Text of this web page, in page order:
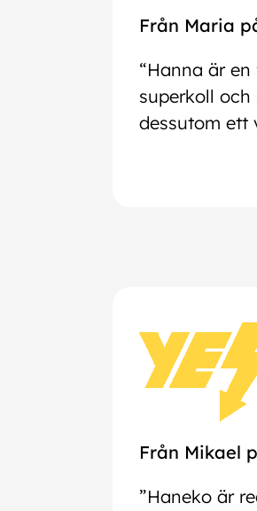
Från Maria
“Hanna är
superkoll
dessutom ett
Från Mikael
”Haneko är